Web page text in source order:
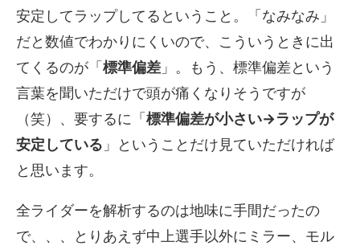
安定してラップしてるということ。「なみなみ」
だと数値でわかりにくいので、こういうときに出
てくるのが「標準偏差 」。もう、標準偏差という
言葉を聞いただけで頭が痛くなりそうですが
（笑）、要するに「標準偏差が小さい→ラップが
安定している 」ということだけ見ていただければ
と思います。
全ライダーを解析するのは地味に手間だったの
で、、、とりあえず中上選手以外にミラー、モル